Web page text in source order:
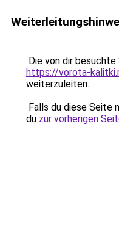
Die von dir
https://vorota-
weiterzuleiten.
Falls du diese Seite
du zur vorherigen